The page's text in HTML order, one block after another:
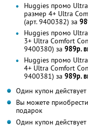
Huggies промо
размер 4+ Ultra
(арт. 9400382) за
Huggies промо
3+ Ultra Comfort
9400380) за 989р.
Huggies промо
4+ Ultra Comfort
9400381) за 989р.
Один купон
Вы можете
подарок
Один купон